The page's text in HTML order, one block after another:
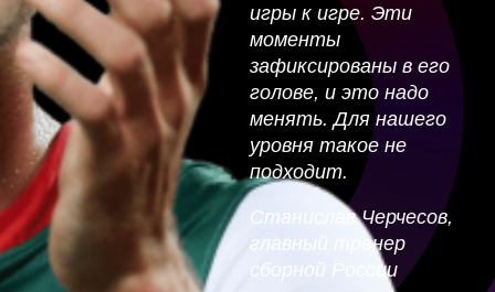
Тарасенко
Жирков
Шунин
Оздоев
Квят
Смольников
игры к игре. Эти
моменты
зафиксированы в его
голове, и это надо
менять. Для нашего
уровня такое не
подходит.
Станислав Черчесов,
главный тренер
сборной России
Василий Уткин,
спортивный
журналист